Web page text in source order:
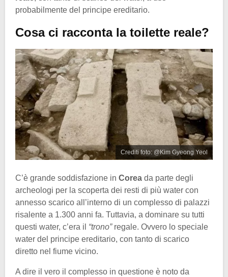
probabilmente del principe ereditario.
Cosa ci racconta la toilette reale?
Crediti foto: @Kim Gyeong Yeol
C’è grande soddisfazione in Corea da parte degli
archeologi per la scoperta dei resti di più water con
annesso scarico all’interno di un complesso di palazzi
risalente a 1.300 anni fa. Tuttavia, a dominare su tutti
questi water, c’era il “trono”regale. Ovvero lo speciale
water del principe ereditario, con tanto di scarico
diretto nel fiume vicino.
A dire il vero il complesso in questione è noto da